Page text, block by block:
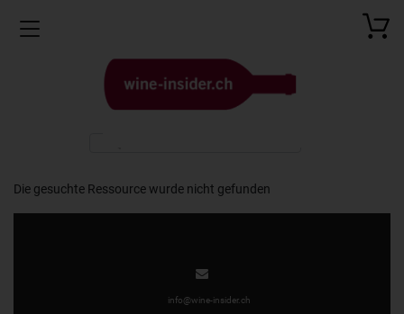
Toggle navigation
Die gesuchte Ressource wurde nicht gefunden
info@wine-insider.ch